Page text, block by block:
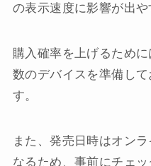
の表示速度に影響が出や
購入確率を上げるため
数のデバイスを準備し
す。
また、発売日時はオン
なるため、事前にチェ